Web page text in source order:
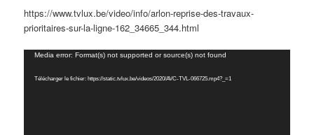
https://www.tvlux.be/video/info/arlon-reprise-des-travaux-
prioritaires-sur-la-ligne-162_34665_344.html
Lecteur
Media error: Format(s) not supported or source(s) not found
Télécharger le fichier: https://static.tvlux.be/videos/2020/AVC-TVL-066725.mp4?_=1